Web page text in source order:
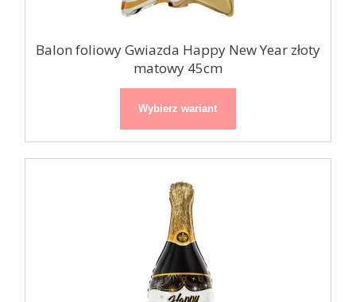
Balon foliowy Gwiazda Happy New Year złoty
matowy 45cm
Wybierz wariant